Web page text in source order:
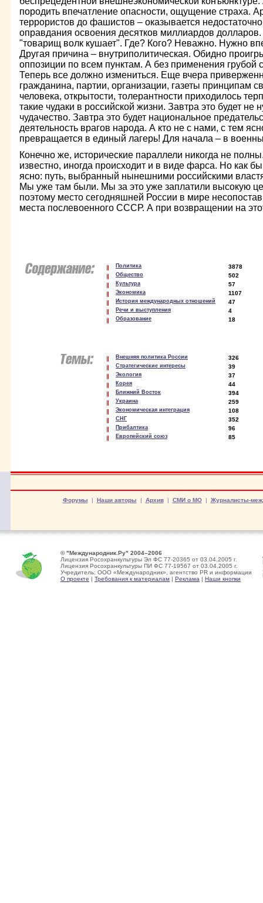
породить впечатление опасности, ощущение страха.
террористов до фашистов – оказывается
оправдания освоения десятков миллиардов
"товарищ волк кушает". Где? Кого? Неважно. Нужно
Другая причина – внутриполитическая. Обидно
оппозиции по всем пунктам. А без применения грубой
Теперь все должно измениться. Еще вчера
гражданина, партии, организации, газеты принципам
человека, открытости, толерантности приходилось
такие чудаки в российской жизни. Завтра это будет не
чудачество. Завтра это будет национальное
деятельность врагов народа. А кто не с нами, с тем
превращается в единый лагерь! Для начала – в
Конечно же, исторические параллели никогда не
известно, иногда происходит и в виде фарса. Но как
ясно: путь, выбранный нынешними российскими
Мы уже там были. Мы за это уже заплатили высокую
поэтому место сегодняшней России в мире
места послевоенного СССР. А при возвращении на
Политика 3878
Общество 502
Культура 57
Экономика 1107
История международных отношений 47
Речи и выступления 4
Образование 18
Внешняя политика России 326
Стратегические интересы 39
Экология 37
Корея 44
Ближний Восток 394
Украина 259
Экономическая интеграция 108
СНГ 352
Прибалтика 96
Европейский союз 85
Форумы | Наши авторы | Архив| СМИ о МО| Журналисты-
© "Международник.Ру" 2004–2006
Лицензия Росохранкультуры Эл ФС 77-20365 от 03.04.2005 г.
Лицензия Росохранкультуры ПИ ФС 77-19567 от 03.04.2005 г.
Учредитель: ООО «Международник», агентство PR и информации
О проекте | Требования к материалам | Реклама | Наши кнопки